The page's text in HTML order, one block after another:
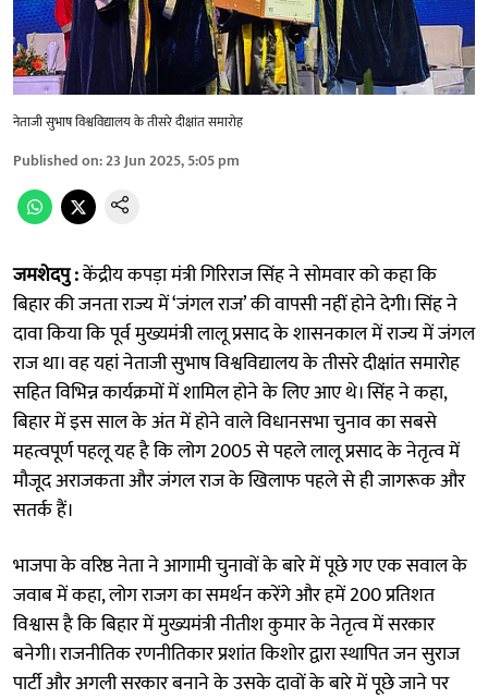
नेताजी सुभाष विश्वविद्यालय के तीसरे दीक्षांत समारोह
Published on:23 Jun 2025, 5:05 pm
जमशेदपु :केंद्रीय कपड़ा मंत्री गिरिराज सिंह ने सोमवार को कहा कि
बिहार की जनता राज्य में ‘जंगल राज’ की वापसी नहीं होने देगी। सिंह ने
दावा किया कि पूर्व मुख्यमंत्री लालू प्रसाद के शासनकाल में राज्य में जंगल
राज था। वह यहां नेताजी सुभाष विश्वविद्यालय के तीसरे दीक्षांत समारोह
सहित विभिन्न कार्यक्रमों में शामिल होने के लिए आए थे। सिंह ने कहा,
बिहार में इस साल के अंत में होने वाले विधानसभा चुनाव का सबसे
महत्वपूर्ण पहलू यह है कि लोग 2005 से पहले लालू प्रसाद के नेतृत्व में
मौजूद अराजकता और जंगल राज के खिलाफ पहले से ही जागरूक और
सतर्क हैं।
भाजपा के वरिष्ठ नेता ने आगामी चुनावों के बारे में पूछे गए एक सवाल के
जवाब में कहा, लोग राजग का समर्थन करेंगे और हमें 200 प्रतिशत
विश्वास है कि बिहार में मुख्यमंत्री नीतीश कुमार के नेतृत्व में सरकार
बनेगी। राजनीतिक रणनीतिकार प्रशांत किशोर द्वारा स्थापित जन सुराज
पार्टी और अगली सरकार बनाने के उसके दावों के बारे में पूछे जाने पर